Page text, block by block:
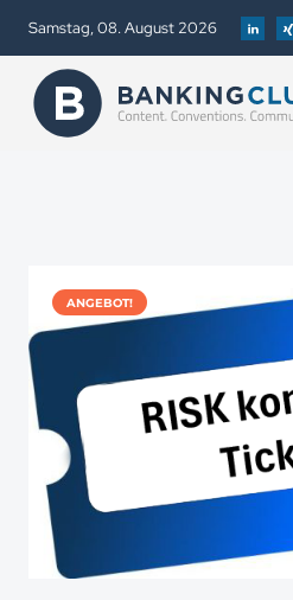
Samstag, 08. August 2026
ANGEBOT!